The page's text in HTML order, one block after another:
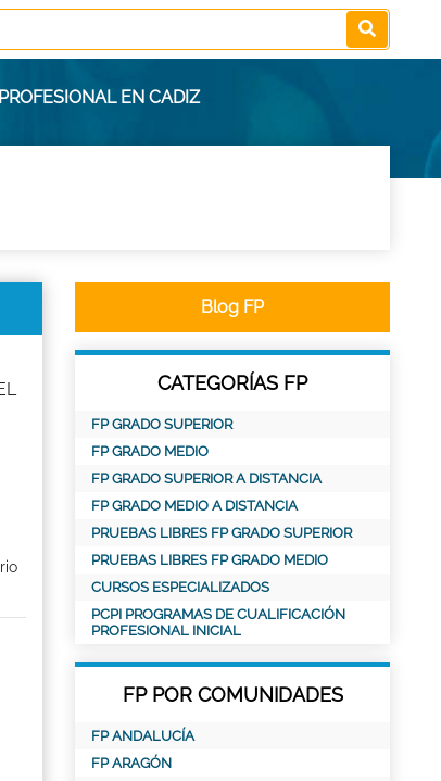
EN CADIZ
Blog FP
CATEGORÍAS FP
FP GRADO SUPERIOR
FP GRADO MEDIO
FP GRADO SUPERIOR A DISTANCIA
FP GRADO MEDIO A DISTANCIA
PRUEBAS LIBRES FP GRADO SUPERIOR
PRUEBAS LIBRES FP GRADO MEDIO
CURSOS ESPECIALIZADOS
PCPI PROGRAMAS DE CUALIFICACIÓN
PROFESIONAL INICIAL
FP POR COMUNIDADES
FP ANDALUCÍA
FP ARAGÓN